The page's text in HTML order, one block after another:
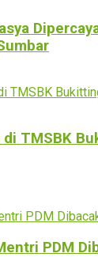
TMSBK
PDM